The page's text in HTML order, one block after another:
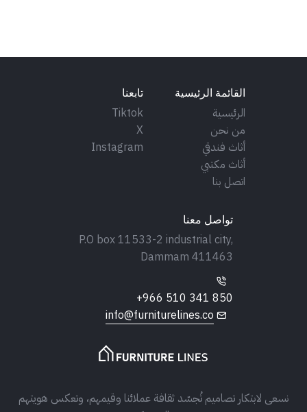
نسعى لابتكار تصاميم تُجسّد ثقافة عملائنا وقيمهم، وتعكس هويتهم
القائمة الرئيسية
الرئيسية
من نحن
أثاث فندقي
أثاث مكتبي
اتصل بنا
تابعنا
Tiktok
X
Instagram
تواصل معنا
P.O box 11533-2 industrial city,
Dammam 411463
+966 510 341 850
info@furniturelines.co